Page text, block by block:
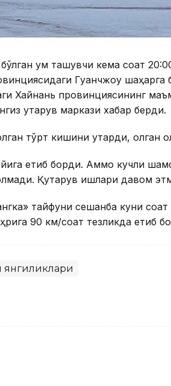
қум ташувчи кема соат
Гуанчжоу шаҳарга
Хайнань провинциясининг
қутқарув маркази хабар берди.
тўрт кишини қутқарди, қолган
етиб борди. Аммо кучли
Қутқарув ишлари давом
тайфуни сешанба куни
90 км/соат тезликда етиб
янгиликлари